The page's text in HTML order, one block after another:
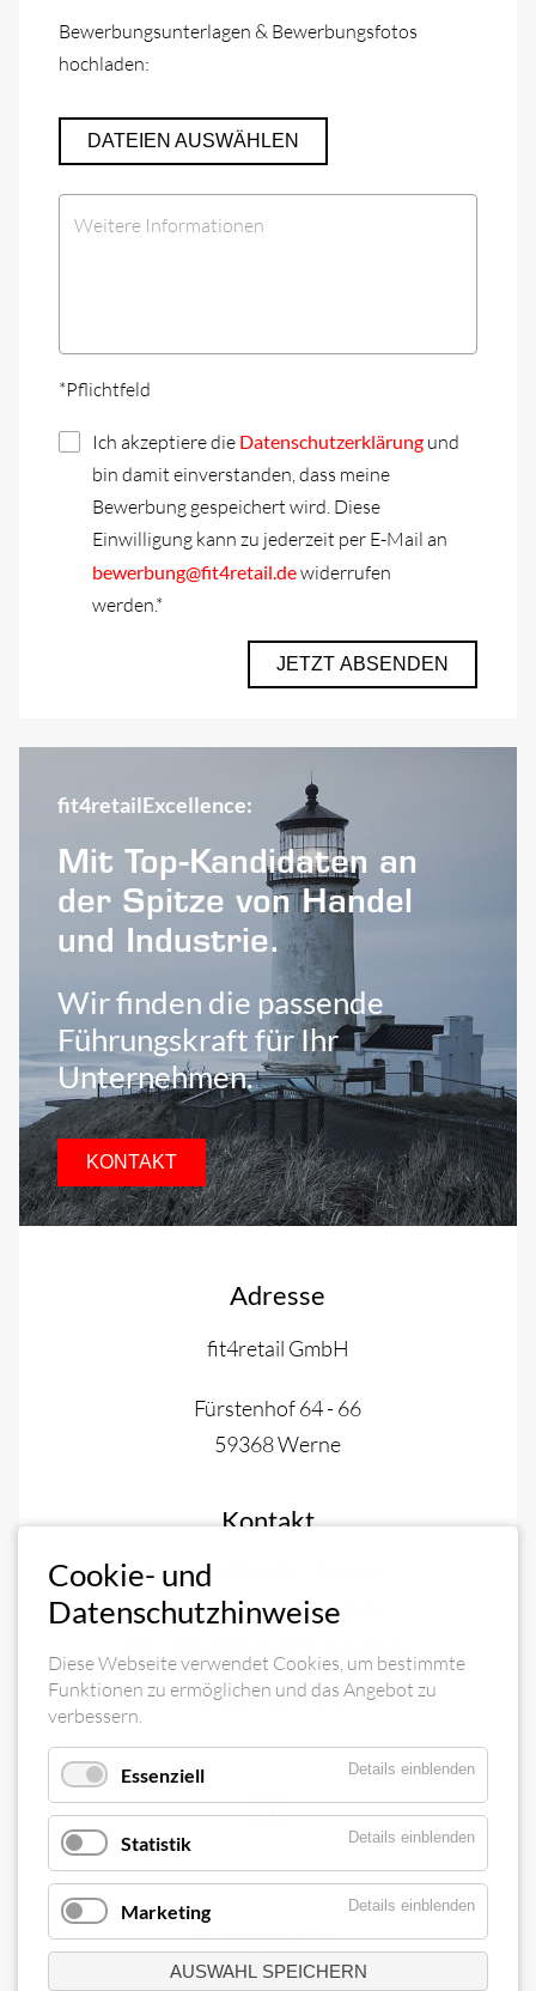
Bewerbungsunterlagen & Bewerbungsfotos
hochladen:
DATEIEN AUSWÄHLEN
*Pflichtfeld
Ich akzeptiere die Datenschutzerklärung und
bin damit einverstanden, dass meine
Bewerbung gespeichert wird. Diese
Einwilligung kann zu jederzeit per E-Mail an
bewerbung@fit4retail.dewiderrufen
werden.*
JETZT ABSENDEN
fit4retailExcellence:
Mit Top-Kandidaten an
der Spitze von Handel
und Industrie.
Wir finden die passende
Führungskraft für Ihr
Unternehmen.
KONTAKT
Adresse
fit4retail GmbH
Fürstenhof 64 - 66
59368 Werne
Kontakt
+49 (0)2389 - 9593617
office@fit4retail.de
Folgen Sie uns
Navigation
überspringen
Bildnachweise
Impressum
Cookie- und
Datenschutzhinweise
Diese Webseite verwendet Cookies, um bestimmte
Funktionen zu ermöglichen und das Angebot zu
verbessern.
Essenziell Details einblenden
Statistik Details einblenden
Marketing Details einblenden
AUSWAHL SPEICHERN